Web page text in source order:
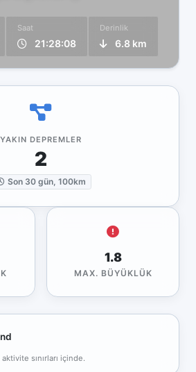
Saat
21:28:08
Derinlik
6.8 km
YAKIN DEPREMLER
2
Son 30 gün, 100km
1.8
MAX. BÜYÜKLÜK
sınırları içinde.